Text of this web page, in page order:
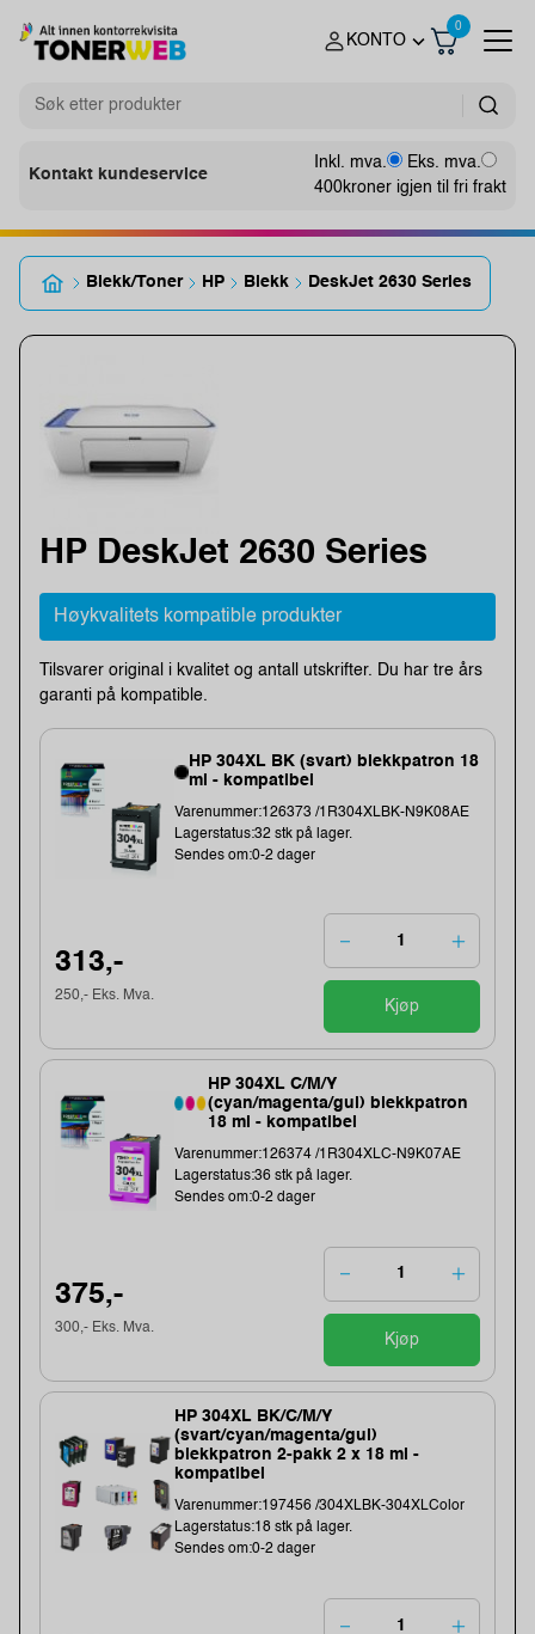
KONTO
0
Kontakt kundeservice
Inkl. mva.
Eks. mva.
400kroner igjen til fri frakt
Blekk/Toner HP Blekk DeskJet 2630 Series
HP DeskJet 2630 Series
Høykvalitets kompatible produkter
Tilsvarer original i kvalitet og antall utskrifter. Du har tre års
garanti på kompatible.
HP 304XL BK (svart) blekkpatron 18
ml - kompatibel
Varenummer:126373 /1R304XLBK-N9K08AE
Lagerstatus:32 stk på lager.
Sendes om:0-2 dager
313,-
250,- Eks. Mva.
Kjøp
HP 304XL C/M/Y
(cyan/magenta/gul) blekkpatron
18 ml - kompatibel
Varenummer:126374 /1R304XLC-N9K07AE
Lagerstatus:36 stk på lager.
Sendes om:0-2 dager
375,-
300,- Eks. Mva.
Kjøp
HP 304XL BK/C/M/Y
(svart/cyan/magenta/gul)
blekkpatron 2-pakk 2 x 18 ml -
kompatibel
Varenummer:197456 /304XLBK-304XLColor
Lagerstatus:18 stk på lager.
Sendes om:0-2 dager